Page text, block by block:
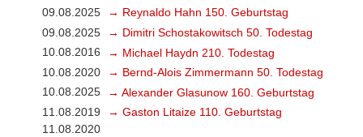
09.08.2025
→ Reynaldo Hahn 150. Geburtstag
09.08.2025
→ Dimitri Schostakowitsch 50. Todestag
10.08.2016
→ Michael Haydn 210. Todestag
10.08.2020
→ Bernd-Alois Zimmermann 50. Todestag
10.08.2025
→ Alexander Glasunow 160. Geburtstag
11.08.2019
→ Gaston Litaize 110. Geburtstag
11.08.2020